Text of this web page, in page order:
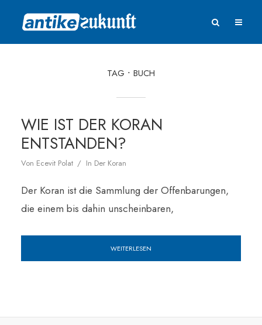
TAG BUCH
WIE IST DER KORAN
ENTSTANDEN?
Von Ecevit Polat In Der Koran
Der Koran ist die Sammlung der Offenbarungen,
die einem bis dahin unscheinbaren,
WEITERLESEN